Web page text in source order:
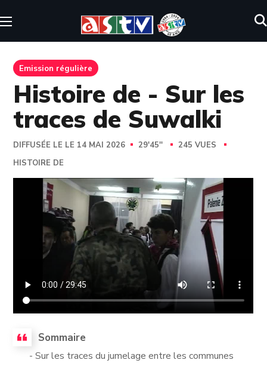
Emission régulière
Histoire de - Sur les
traces de Suwalki
DIFFUSÉE LE LE 14 MAI 2026 29'45''
245 VUES
HISTOIRE DE
Sommaire
- Sur les traces du jumelage entre les communes